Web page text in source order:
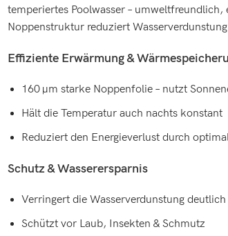
temperiertes Poolwasser –
Noppenstruktur reduziert
Effiziente Erwärmung &
160 µm starke Noppenfolie – nutzt
Hält die Temperatur auch nachts konstant
Reduziert den Energieverlust durch
Schutz & Wasserersparnis
Verringert die Wasserverdunstung deutlich
Schützt vor Laub, Insekten & Schmutz